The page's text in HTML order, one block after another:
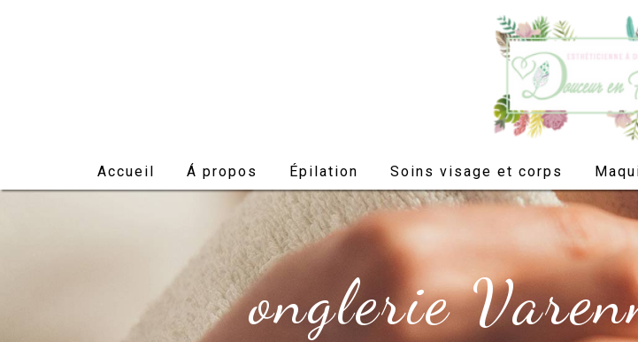
Accueil Á propos Épilation Soins visage et corps
onglerie